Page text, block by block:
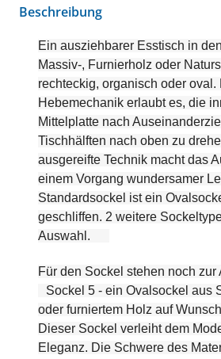
Beschreibung
Ein ausziehbarer Esstisch in
Massiv-, Furnierholz oder
rechteckig, organisch oder oval.
Hebemechanik erlaubt es, die
Mittelplatte nach
Tischhälften nach oben zu
ausgereifte Technik macht das
einem Vorgang wundersamer
Standardsockel ist ein
geschliffen. 2 weitere
Auswahl.
Für den Sockel stehen noch zur
Sockel 5 - ein Ovalsockel aus
oder furniertem Holz auf
Dieser Sockel verleiht dem
Eleganz. Die Schwere des